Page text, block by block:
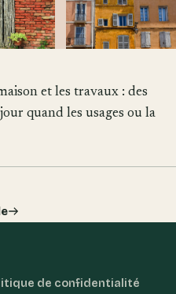
des
un mur
provençale : bleu,
vert, gris ou
lavande ?
et les travaux : des
quand les usages ou la
de confidentialité